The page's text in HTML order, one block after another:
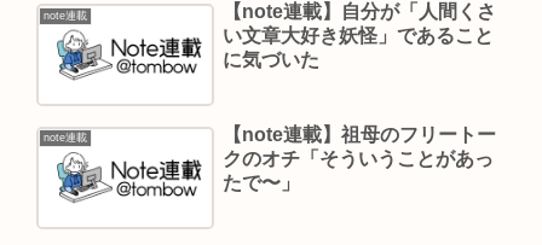
note連載
【note連載】自分が「人間くさ
い文章大好き妖怪」であること
に気づいた
note連載
【note連載】祖母のフリートー
クのオチ「そういうことがあっ
たで〜」